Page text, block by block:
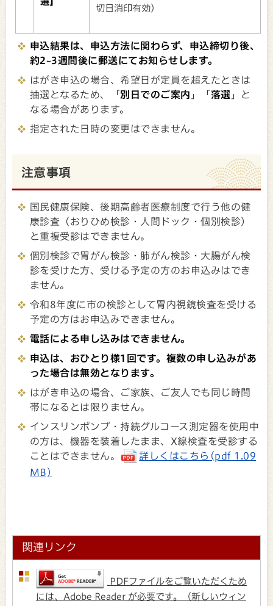
切日消印有効）
申込結果は、申込方法に関わらず、申込締切り後、
約2~3週間後に郵送にてお知らせします。
はがき申込の場合、希望日が定員を超えたときは
抽選となるため、「 別日でのご案内 」「 落選 」と
なる場合があります。
指定された日時の変更はできません。
注意事項
国民健康保険、後期高齢者医療制度で行う他の健
康診査（おりひめ検診・人間ドック・個別検診）
と重複受診はできません。
個別検診で胃がん検診・肺がん検診・大腸がん検
診を受けた方、受ける予定の方のお申込みはでき
ません。
令和8年度に市の検診として胃内視鏡検査を受ける
予定の方はお申込みできません。
電話による申し込みはできません。
申込は、おひとり様1回です。複数の申し込みがあ
った場合は無効となります。
はがき申込の場合、ご家族、ご友人でも同じ時間
帯になるとは限りません。
インスリンポンプ・持続グルコース測定器を使用中
の方は、機器を装着したまま、X線検査を受診する
ことはできません。
詳しくはこちら(pdf 1.09
MB)
関連リンク
PDFファイルをご覧いただくため
には、Adobe Reader が必要です。（新しいウィン